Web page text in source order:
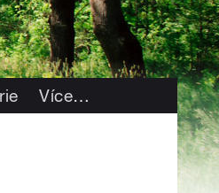
Více…